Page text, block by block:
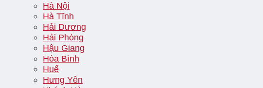
Hà Nội
Hà Tĩnh
Hải Dương
Hải Phòng
Hậu Giang
Hòa Bình
Huế
Hưng Yên